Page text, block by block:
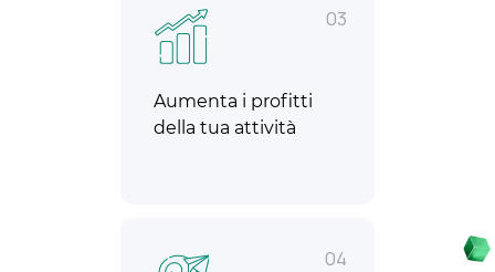
03
Aumenta i profitti
della tua attività
04